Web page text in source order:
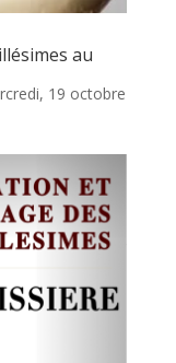
au
19 octobre